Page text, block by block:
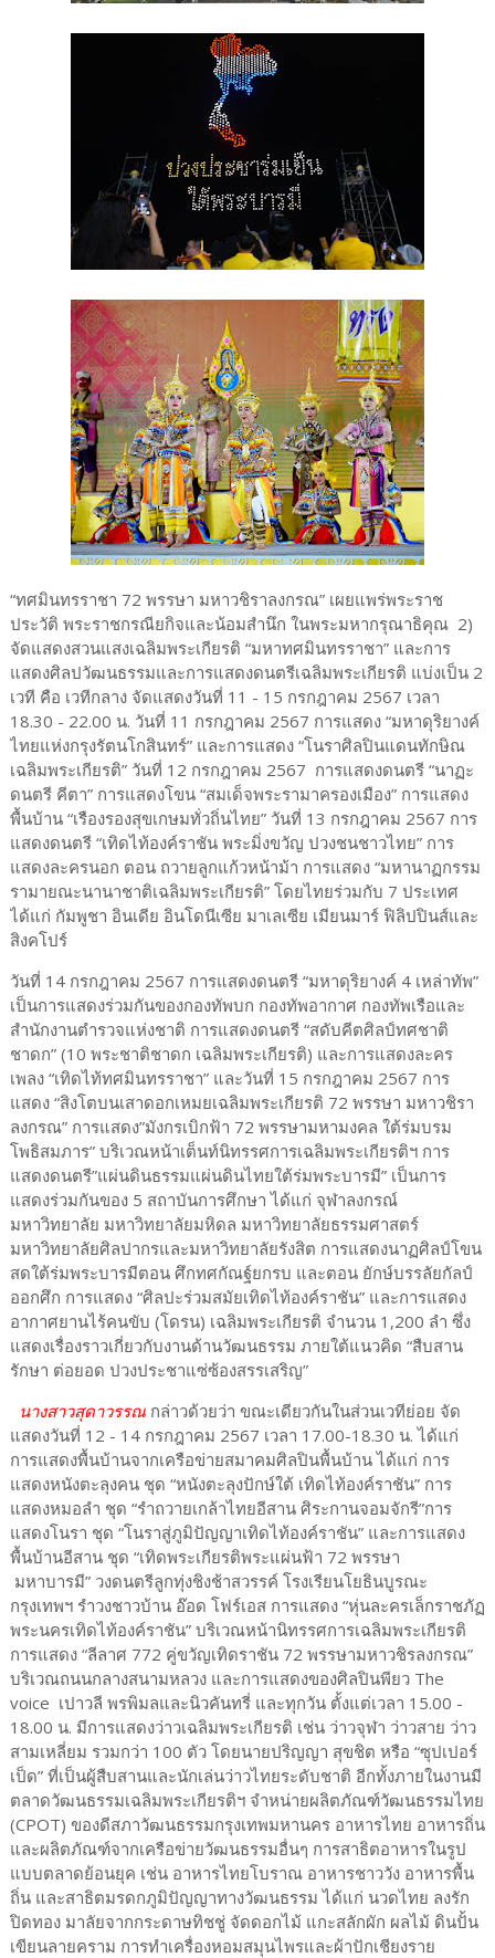
“ทศมินทรราชา 72 พรรษา มหาวชิราลงกรณ” เผยแพร่พระราช
ประวัติ พระราชกรณียกิจและน้อมสำนึก ในพระมหากรุณาธิคุณ 2)
จัดแสดงสวนแสงเฉลิมพระเกียรติ “มหาทศมินทรราชา” และการ
แสดงศิลปวัฒนธรรมและการแสดงดนตรีเฉลิมพระเกียรติ แบ่งเป็น 2
เวที คือ เวทีกลาง จัดแสดงวันที่ 11 - 15 กรกฎาคม 2567 เวลา
18.30 - 22.00 น. วันที่ 11 กรกฎาคม 2567 การแสดง “มหาดุริยางค์
ไทยแห่งกรุงรัตนโกสินทร์” และการแสดง “โนราศิลปินแดนทักษิณ
เฉลิมพระเกียรติ” วันที่ 12 กรกฎาคม 2567 การแสดงดนตรี “นาฏะ
ดนตรี คีตา” การแสดงโขน “สมเด็จพระรามาครองเมือง” การแสดง
พื้นบ้าน “เรืองรองสุขเกษมทั่วถิ่นไทย” วันที่ 13 กรกฎาคม 2567 การ
แสดงดนตรี “เทิดไท้องค์ราชัน พระมิ่งขวัญ ปวงชนชาวไทย” การ
แสดงละครนอก ตอน ถวายลูกแก้วหน้าม้า การแสดง “มหานาฏกรรม
รามายณะนานาชาติเฉลิมพระเกียรติ” โดยไทยร่วมกับ 7 ประเทศ
ได้แก่ กัมพูชา อินเดีย อินโดนีเซีย มาเลเซีย เมียนมาร์ ฟิลิปปินส์และ
สิงคโปร์
วันที่ 14 กรกฎาคม 2567 การแสดงดนตรี “มหาดุริยางค์ 4 เหล่าทัพ”
เป็นการแสดงร่วมกันของกองทัพบก กองทัพอากาศ กองทัพเรือและ
สำนักงานตำรวจแห่งชาติ การแสดงดนตรี “สดับคีตศิลป์ทศชาติ
ชาดก” (10 พระชาติชาดก เฉลิมพระเกียรติ) และการแสดงละคร
เพลง “เทิดไท้ทศมินทรราชา” และวันที่ 15 กรกฎาคม 2567 การ
แสดง “สิงโตบนเสาดอกเหมยเฉลิมพระเกียรติ 72 พรรษา มหาวชิรา
ลงกรณ” การแสดง”มังกรเบิกฟ้า 72 พรรษามหามงคล ใต้ร่มบรม
โพธิสมภาร” บริเวณหน้าเต็นท์นิทรรศการเฉลิมพระเกียรติฯ การ
แสดงดนตรี”แผ่นดินธรรมแผ่นดินไทยใต้ร่มพระบารมี” เป็นการ
แสดงร่วมกันของ 5 สถาบันการศึกษา ได้แก่ จุฬาลงกรณ์
มหาวิทยาลัย มหาวิทยาลัยมหิดล มหาวิทยาลัยธรรมศาสตร์
มหาวิทยาลัยศิลปากรและมหาวิทยาลัยรังสิต การแสดงนาฏศิลป์โขน
สดใต้ร่มพระบารมีตอน ศึกทศกัณฐ์ยกรบ และตอน ยักษ์บรรลัยกัลป์
ออกศึก การแสดง “ศิลปะร่วมสมัยเทิดไท้องค์ราชัน” และการแสดง
อากาศยานไร้คนขับ (โดรน) เฉลิมพระเกียรติ จำนวน 1,200 ลำ ซึ่ง
แสดงเรื่องราวเกี่ยวกับงานด้านวัฒนธรรม ภายใต้แนวคิด “สืบสาน
รักษา ต่อยอด ปวงประชาแซ่ซ้องสรรเสริญ”
นางสาวสุดาวรรณ กล่าวด้วยว่า ขณะเดียวกันในส่วนเวทีย่อย จัด
แสดงวันที่ 12 - 14 กรกฎาคม 2567 เวลา 17.00-18.30 น. ได้แก่
การแสดงพื้นบ้านจากเครือข่ายสมาคมศิลปินพื้นบ้าน ได้แก่ การ
แสดงหนังตะลุงคน ชุด “หนังตะลุงปักษ์ใต้ เทิดไท้องค์ราชัน” การ
แสดงหมอลำ ชุด “รำถวายเกล้าไทยอีสาน ศิระกานจอมจักรี”การ
แสดงโนรา ชุด “โนราสู่ภูมิปัญญาเทิดไท้องค์ราชัน” และการแสดง
พื้นบ้านอีสาน ชุด “เทิดพระเกียรติพระแผ่นฟ้า 72 พรรษา
มหาบารมี” วงดนตรีลูกทุ่งชิงช้าสวรรค์ โรงเรียนโยธินบูรณะ
กรุงเทพฯ รำวงชาวบ้าน อ๊อด โฟร์เอส การแสดง “หุ่นละครเล็กราชภัฏ
พระนครเทิดไท้องค์ราชัน” บริเวณหน้านิทรรศการเฉลิมพระเกียรติ
การแสดง “ลีลาศ 772 คู่ขวัญเทิดราชัน 72 พรรษามหาวชิรลงกรณ”
บริเวณถนนกลางสนามหลวง และการแสดงของศิลปินพียว The
voice เปาวลี พรพิมลและนิวคันทรี่ และทุกวัน ตั้งแต่เวลา 15.00 -
18.00 น. มีการแสดงว่าวเฉลิมพระเกียรติ เช่น ว่าวจุฬา ว่าวสาย ว่าว
สามเหลี่ยม รวมกว่า 100 ตัว โดยนายปริญญา สุขชิต หรือ “ซุปเปอร์
เป็ด” ที่เป็นผู้สืบสานและนักเล่นว่าวไทยระดับชาติ อีกทั้งภายในงานมี
ตลาดวัฒนธรรมเฉลิมพระเกียรติฯ จำหน่ายผลิตภัณฑ์วัฒนธรรมไทย
(CPOT) ของดีสภาวัฒนธรรมกรุงเทพมหานคร อาหารไทย อาหารถิ่น
และผลิตภัณฑ์จากเครือข่ายวัฒนธรรมอื่นๆ การสาธิตอาหารในรูป
แบบตลาดย้อนยุค เช่น อาหารไทยโบราณ อาหารชาววัง อาหารพื้น
ถิ่น และสาธิตมรดกภูมิปัญญาทางวัฒนธรรม ได้แก่ นวดไทย ลงรัก
ปิดทอง มาลัยจากกระดาษทิชชู่ จัดดอกไม้ แกะสลักผัก ผลไม้ ดินปั้น
เขียนลายคราม การทำเครื่องหอมสมุนไพรและผ้าปักเชียงราย